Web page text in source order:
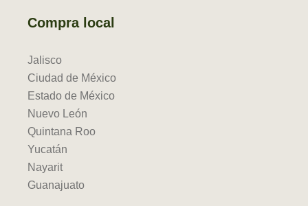
Compra local
Jalisco
Ciudad de México
Estado de México
Nuevo León
Quintana Roo
Yucatán
Nayarit
Guanajuato